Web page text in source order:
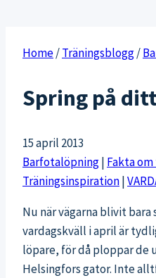
Home/Träningsblogg/
Spring på
15 april 2013
Barfotalöpning| Fakta
Träningsinspiration|
Nu när vägarna blivit bara
vardagskväll i april är
löpare, för då ploppar de
Helsingfors gator. Inte